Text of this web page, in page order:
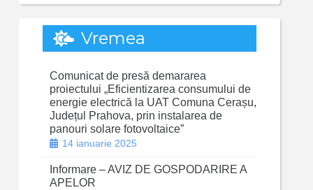
Vremea
Comunicat de presă demararea
proiectului „Eficientizarea consumului de
energie electrică la UAT Comuna Cerașu,
Județul Prahova, prin instalarea de
panouri solare fotovoltaice”
14 ianuarie 2025
Informare – AVIZ DE GOSPODARIRE A
APELOR